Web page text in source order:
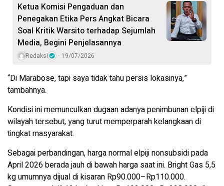
Ketua Komisi Pengaduan dan
Penegakan Etika Pers Angkat Bicara
Soal Kritik Warsito terhadap Sejumlah
Media, Begini Penjelasannya
Redaksi 19/07/2026
“Di Marabose, tapi saya tidak tahu persis lokasinya,”
tambahnya.
Kondisi ini memunculkan dugaan adanya penimbunan elpiji di
wilayah tersebut, yang turut memperparah kelangkaan di
tingkat masyarakat.
Sebagai perbandingan, harga normal elpiji nonsubsidi pada
April 2026 berada jauh di bawah harga saat ini. Bright Gas 5,5
kg umumnya dijual di kisaran Rp90.000–Rp110.000.